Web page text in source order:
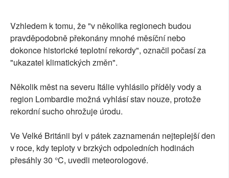
Vzhledem k tomu, že "v několika regionech budou
pravděpodobně překonány mnohé měsíční nebo
dokonce historické teplotní rekordy", označil počasí za
"ukazatel klimatických změn".
Několik měst na severu Itálie vyhlásilo příděly vody a
region Lombardie možná vyhlásí stav nouze, protože
rekordní sucho ohrožuje úrodu.
Ve Velké Británii byl v pátek zaznamenán nejteplejší den
v roce, kdy teploty v brzkých odpoledních hodinách
přesáhly 30 °C, uvedli meteorologové.